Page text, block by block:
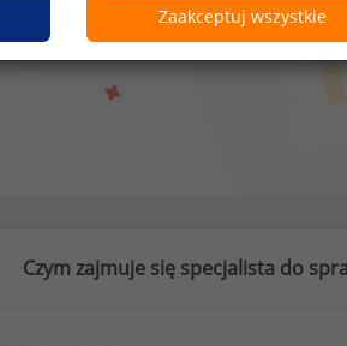
Czym zajmuje się specjalista do
Zaakceptuj wszystkie